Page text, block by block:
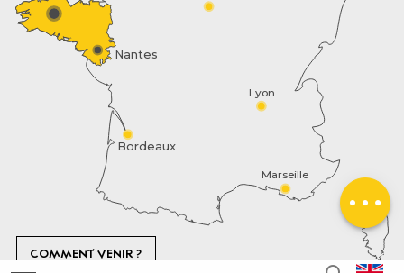
Contact by
email
Marseille
Lyon
Bordeaux
Nantes
COMMENT VENIR ?